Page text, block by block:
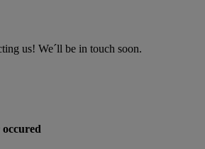
us! We´ll be in touch soon.